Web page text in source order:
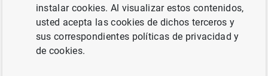
Las entidades de crédito deben asegurarse de cumplir los
requerimientos de reservas mínimas en promedio durante
el período de mantenimiento, por lo que no es necesario
que mantengan diariamente su importe total en cuentas
instalar cookies. Al visualizar estos contenidos,
usted acepta las cookies de dichos terceros y
sus correspondientes políticas de privacidad y
de cookies.